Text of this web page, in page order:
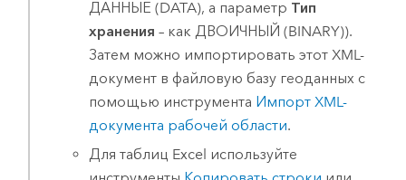
ДАННЫЕ (DATA), а параметр Тип
хранения – как ДВОИЧНЫЙ (BINARY)).
Затем можно импортировать этот XML-
документ в файловую базу геоданных с
помощью инструмента Импорт XML-
документа рабочей области.
Для таблиц Excel используйте